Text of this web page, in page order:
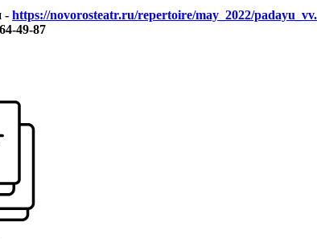
- https://novorosteatr.ru/repertoire/may_2022/
49-87